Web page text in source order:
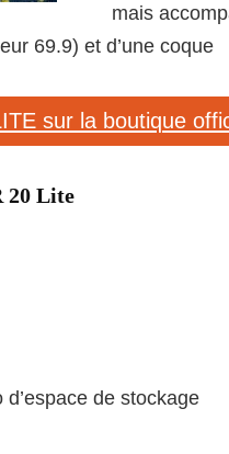
mais
69.9) et d’une coque
sur la boutique
20 Lite
de stockage